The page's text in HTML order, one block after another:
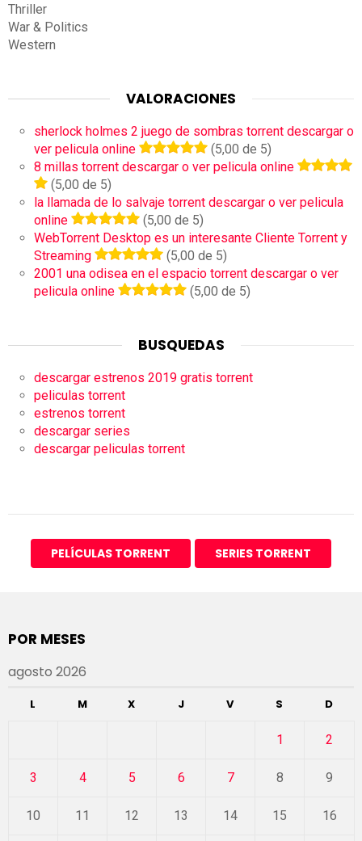
Thriller
War & Politics
Western
VALORACIONES
sherlock holmes 2 juego de sombras torrent descargar o
ver pelicula online
(5,00 de 5)
8 millas torrent descargar o ver pelicula online
(5,00 de 5)
la llamada de lo salvaje torrent descargar o ver pelicula
online
(5,00 de 5)
WebTorrent Desktop es un interesante Cliente Torrent y
Streaming
(5,00 de 5)
2001 una odisea en el espacio torrent descargar o ver
pelicula online
(5,00 de 5)
BUSQUEDAS
descargar estrenos 2019 gratis torrent
peliculas torrent
estrenos torrent
descargar series
descargar peliculas torrent
PELÍCULAS TORRENT SERIES TORRENT
POR MESES
agosto 2026
L M X J V S D
1 2
3 4 5 6 7 8 9
10 11 12 13 14 15 16